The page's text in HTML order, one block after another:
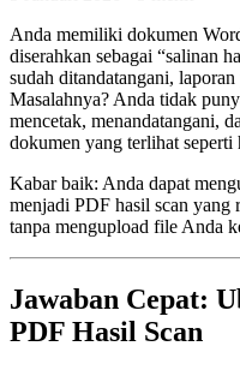
Anda memiliki dokumen
diserahkan sebagai “salinan
sudah ditandatangani,
Masalahnya? Anda tidak
mencetak, menandatangani,
dokumen yang terlihat seperti
Kabar baik: Anda dapat
menjadi PDF hasil scan
tanpa mengupload file Anda
Jawaban Cepat:
PDF Hasil Scan